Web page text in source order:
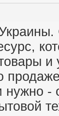
и
нужно -